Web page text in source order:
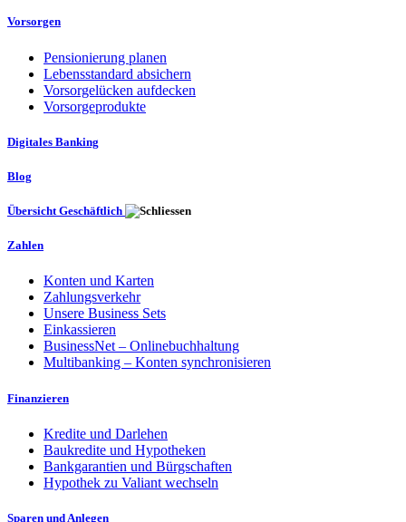
Vorsorgen
Pensionierung planen
Lebensstandard absichern
Vorsorgelücken aufdecken
Vorsorgeprodukte
Digitales Banking
Blog
Übersicht Geschäftlich
Zahlen
Konten und Karten
Zahlungsverkehr
Unsere Business Sets
Einkassieren
BusinessNet – Onlinebuchhaltung
Multibanking – Konten synchronisieren
Finanzieren
Kredite und Darlehen
Baukredite und Hypotheken
Bankgarantien und Bürgschaften
Hypothek zu Valiant wechseln
Sparen und Anlegen